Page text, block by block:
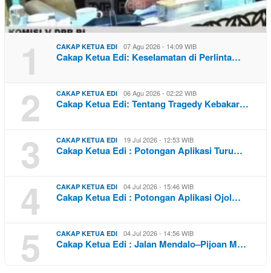
1 CAKAP KETUA EDI 07 Agu 2026 - 14:09 WIB
Cakap Ketua Edi: Keselamatan di Perlinta…
2 CAKAP KETUA EDI 06 Agu 2026 - 02:22 WIB
Cakap Ketua Edi: Tentang Tragedy Kebakar…
3 CAKAP KETUA EDI 19 Jul 2026 - 12:53 WIB
Cakap Ketua Edi : Potongan Aplikasi Turu…
4 CAKAP KETUA EDI 04 Jul 2026 - 15:46 WIB
Cakap Ketua Edi : Potongan Aplikasi Ojol…
5 CAKAP KETUA EDI 04 Jul 2026 - 14:56 WIB
Cakap Ketua Edi : Jalan Mendalo–Pijoan M…